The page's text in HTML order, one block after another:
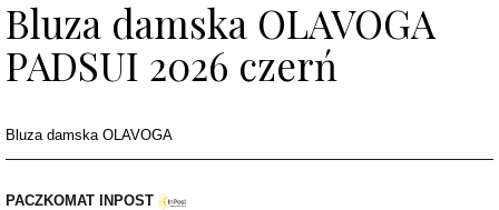
Bluza damska OLAVOGA
PADSUI 2026 czerń
Bluza damska OLAVOGA
PACZKOMAT INPOST